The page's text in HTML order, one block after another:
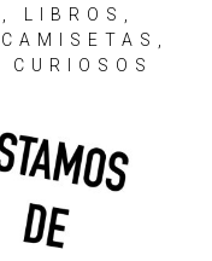
LIBROS,
CURIOSOS